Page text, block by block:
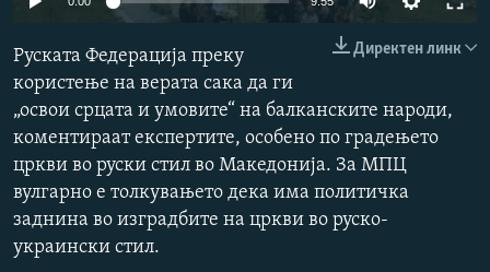
РСЕ веб страници
Директен линк
Руската Федерација преку
користење на верата сака да ги
„освои срцата и умовите“ на балканските народи,
коментираат експертите, особено по градењето
цркви во руски стил во Македонија. За МПЦ
вулгарно е толкувањето дека има политичка
заднина во изградбите на цркви во руско-
украински стил.